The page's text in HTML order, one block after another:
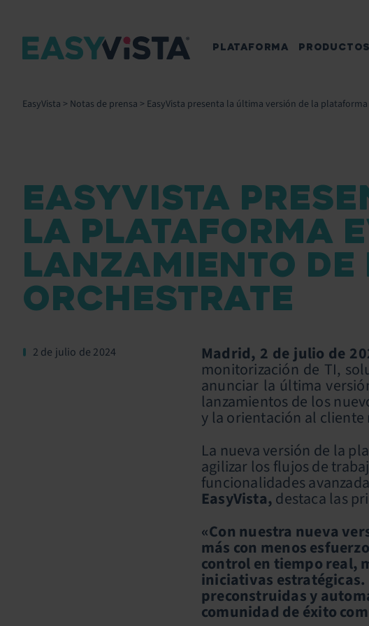
PLATAFORMA PRODUCTOS
EasyVista > Notas de prensa > EasyVista presenta la última versión de la
EASYVISTA
LA PLATAFORMA
LANZAMIENTO DE
ORCHESTRATE
2 de julio de 2024 Madrid, 2 de julio de
monitorización de TI,
anunciar la última
lanzamientos de los
y la orientación al
La nueva versión de la
agilizar los flujos de
funcionalidades
EasyVista,destaca las
«Con nuestra nueva
más con menos
control en tiempo real,
iniciativas estratégicas.
preconstruidas y
comunidad de éxito